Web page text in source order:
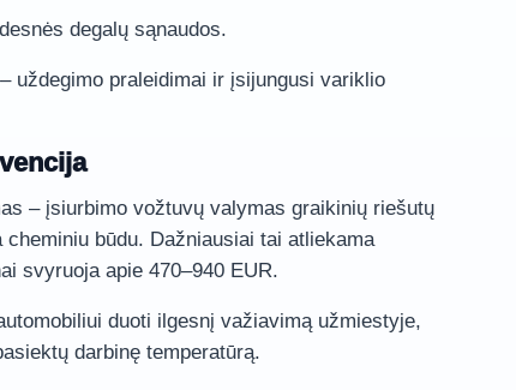
degalų sąnaudos.
uždegimo praleidimai ir įsijungusi variklio
– įsiurbimo vožtuvų valymas graikinių riešutų
būdu. Dažniausiai tai atliekama
svyruoja apie 470–940 EUR.
duoti ilgesnį važiavimą užmiestyje,
darbinę temperatūrą.